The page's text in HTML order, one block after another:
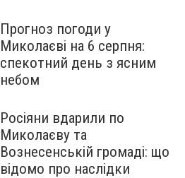
Прогноз погоди у
Миколаєві на 6 серпня:
спекотний день з ясним
небом
Росіяни вдарили по
Миколаєву та
Вознесенській громаді: що
відомо про наслідки